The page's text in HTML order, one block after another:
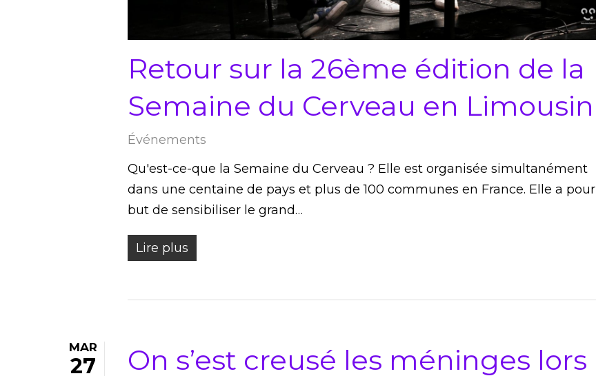
Retour sur la 26ème édition de la
Semaine du Cerveau en Limousin
Événements
Qu'est-ce-que la Semaine du Cerveau ? Elle est organisée simultanément
dans une centaine de pays et plus de 100 communes en France. Elle a pour
but de sensibiliser le grand…
Lire plus
MAR
27 On s’est creusé les méninges lors